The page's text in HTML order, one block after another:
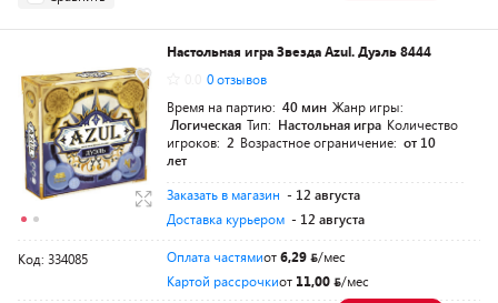
Настольная игра Звезда Azul. Дуэль 8444
0 отзывов
Время на партию: 40 мин Жанр игры:
Логическая Тип: Настольная игра Количество
игроков: 2 Возрастное ограничение: от 10
лет
Заказать в магазин - 12 августа
Доставка курьером - 12 августа
Код: 334085 Оплата частямиот6,29
/мес
Картой рассрочкиот 11,00 /мес